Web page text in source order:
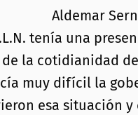
Aldemar
tenía una
la cotidianidad
muy difícil la
esa situación